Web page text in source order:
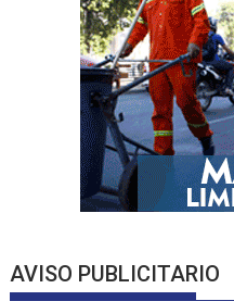
AVISO PUBLICITARIO